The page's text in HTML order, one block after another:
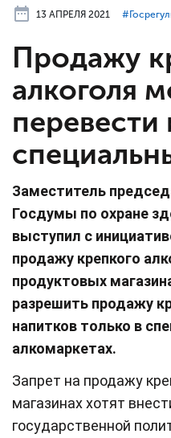
13 АПРЕЛЯ 2021
Продажу
алкоголя
перевести
Заместитель
Госдумы по охране
выступил с
продажу крепкого
продуктовых
разрешить продажу
напитков только в
алкомаркетах.
Запрет на продажу
магазинах хотят
государственной